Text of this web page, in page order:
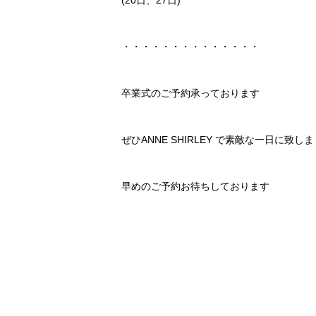
・・・・・・・・・・・・・・
卒業式のご予約承っております
ぜひANNE SHIRLEY で素敵な一日に致し
早めのご予約お待ちしております